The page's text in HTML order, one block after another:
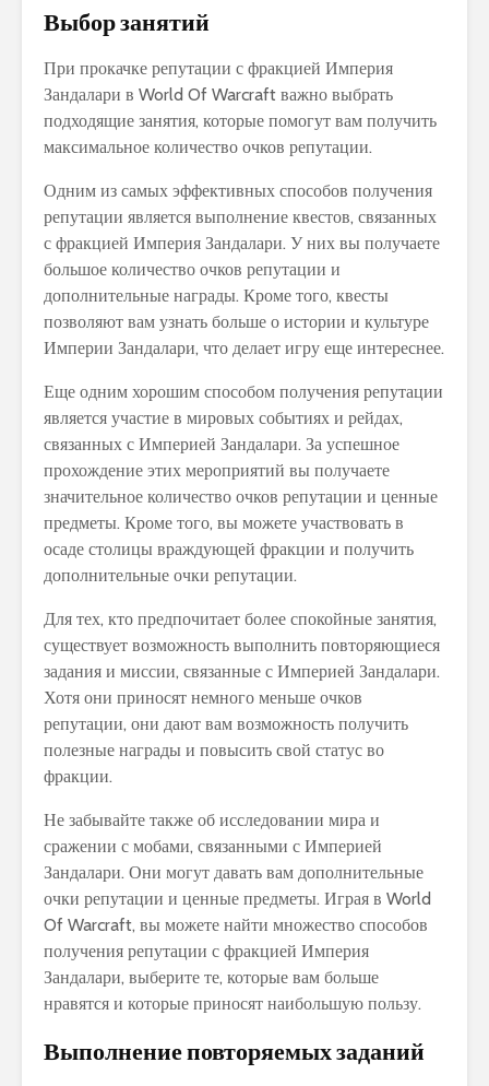
Выбор занятий
При прокачке репутации с фракцией Империя
Зандалари в World Of Warcraft важно выбрать
подходящие занятия, которые помогут вам получить
максимальное количество очков репутации.
Одним из самых эффективных способов получения
репутации является выполнение квестов, связанных
с фракцией Империя Зандалари. У них вы получаете
большое количество очков репутации и
дополнительные награды. Кроме того, квесты
позволяют вам узнать больше о истории и культуре
Империи Зандалари, что делает игру еще интереснее.
Еще одним хорошим способом получения репутации
является участие в мировых событиях и рейдах,
связанных с Империей Зандалари. За успешное
прохождение этих мероприятий вы получаете
значительное количество очков репутации и ценные
предметы. Кроме того, вы можете участвовать в
осаде столицы враждующей фракции и получить
дополнительные очки репутации.
Для тех, кто предпочитает более спокойные занятия,
существует возможность выполнить повторяющиеся
задания и миссии, связанные с Империей Зандалари.
Хотя они приносят немного меньше очков
репутации, они дают вам возможность получить
полезные награды и повысить свой статус во
фракции.
Не забывайте также об исследовании мира и
сражении с мобами, связанными с Империей
Зандалари. Они могут давать вам дополнительные
очки репутации и ценные предметы. Играя в World
Of Warcraft, вы можете найти множество способов
получения репутации с фракцией Империя
Зандалари, выберите те, которые вам больше
нравятся и которые приносят наибольшую пользу.
Выполнение повторяемых заданий